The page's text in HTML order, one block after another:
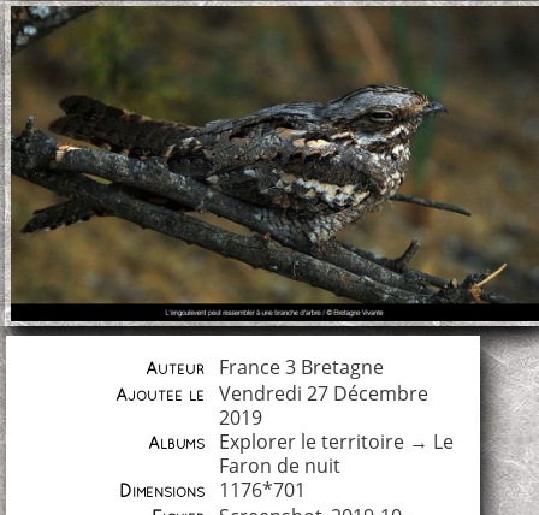
Auteur France 3 Bretagne
Ajoutée le
Vendredi 27 Décembre
2019
Albums Explorer le territoire→ Le
Faron de nuit
Dimensions 1176*701